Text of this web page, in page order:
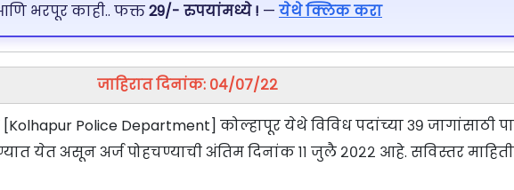
भरपूर काही.. फक्त29/- रुपयांमध्ये ! — येथे क्लिक करा
जाहिरात दिनांक: ०४/०७/२२
Police Department] कोल्हापूर येथे विविध पदांच्या ३९ जागांसाठी
येत असून अर्ज पोहचण्याची अंतिम दिनांक ११ जुलै २०२२ आहे. सविस्तर